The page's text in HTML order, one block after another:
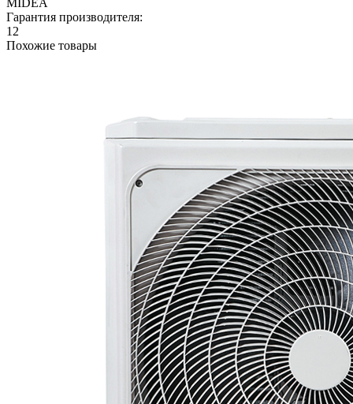
Гарантия производителя:
12
Похожие товары